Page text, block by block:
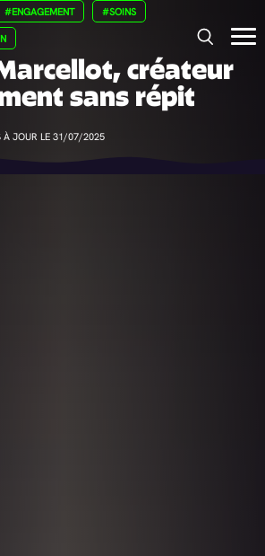
cookies
#ENGAGEMENT #SOINS
créateur
sans répit
À JOUR LE 31/07/2025